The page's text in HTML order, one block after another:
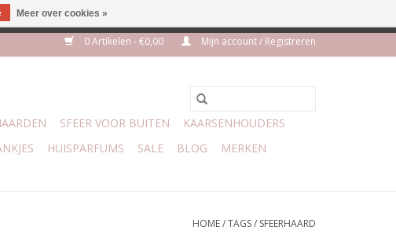
0 Artikelen - €0,00 Mijn account / Registreren
SFEER VOOR BUITEN
KAARSENHOUDERS
HUISPARFUMS SALE BLOG MERKEN
HOME/TAGS/ SFEERHAARD
Meer over cookies »
70 euro geen verzendkosten